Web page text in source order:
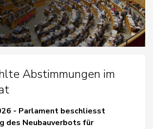
Abstimmungen im
- Parlament beschliesst
des Neubauverbots für